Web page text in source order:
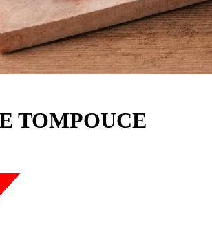
TOMPOUCE